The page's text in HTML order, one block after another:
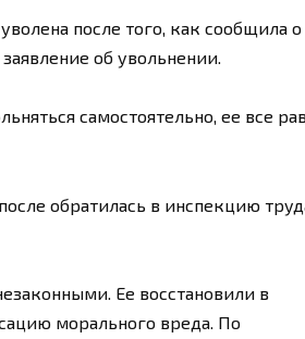
после того, как сообщила
об увольнении.
самостоятельно, ее все
обратилась в инспекцию
Ее восстановили в
морального вреда. По